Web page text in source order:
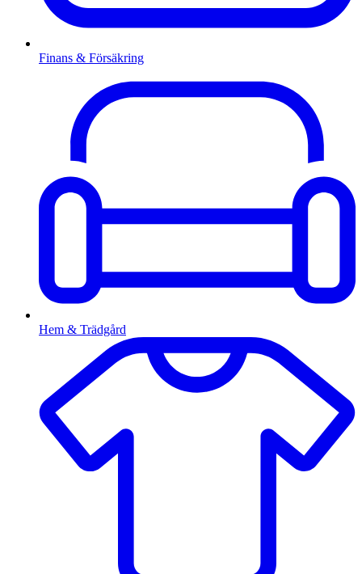
Finans & Försäkring
Hem & Trädgård